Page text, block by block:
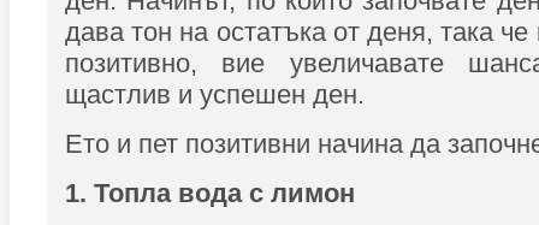
дава тон на остатъка от деня, така че
позитивно, вие увеличавате
щастлив и успешен ден.
Ето и пет позитивни начина да
1. Топла вода с лимон